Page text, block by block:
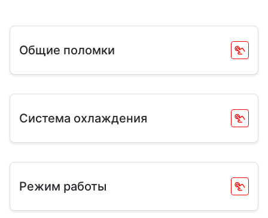
Общие поломки
Система охлаждения
Режим работы